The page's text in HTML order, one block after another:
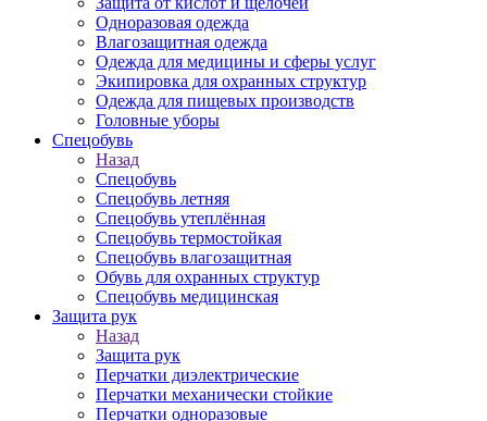
Одноразовая одежда
Влагозащитная одежда
Одежда для медицины и сферы услуг
Экипировка для охранных структур
Одежда для пищевых производств
Головные уборы
Спецобувь
Назад
Спецобувь
Спецобувь летняя
Спецобувь утеплённая
Спецобувь термостойкая
Спецобувь влагозащитная
Обувь для охранных структур
Спецобувь медицинская
Защита рук
Назад
Защита рук
Перчатки диэлектрические
Перчатки механически стойкие
Перчатки одноразовые